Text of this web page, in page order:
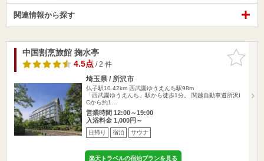
関連情報から探す
お気に入
りに追加
中国割烹旅館 掬水亭
4.5点/ 2 件
埼玉県 / 所沢市
仏子駅10.42km 西武園ゆうえんち駅98m
「西武園ゆうえんち」駅から徒歩1分。 関越自動車道所沢I
Cから約1…
営業時間 12:00～19:00
入浴料金 1,000円～
日帰り 宿泊 サウナ
楽天トラベルの宿泊プランを見る